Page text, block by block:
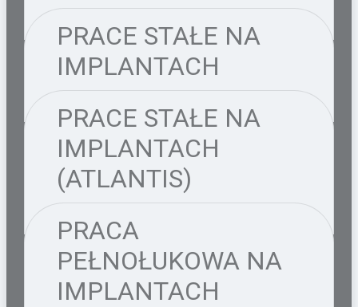
PRACE STAŁE NA
IMPLANTACH
PRACE STAŁE NA
IMPLANTACH
(ATLANTIS)
PRACA
PEŁNOŁUKOWA NA
IMPLANTACH